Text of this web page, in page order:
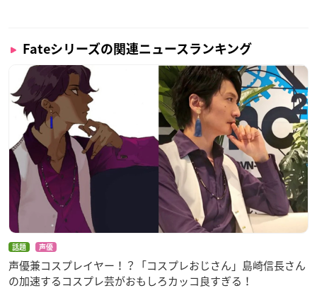
劇場版「Fate/Grand Order -神聖円卓領域キャメ
ロット-」前編 Wandering; Agateram
【公開日】
2020年12月5日(土)
【ストーリー】
遍歴の騎士、ベディヴィエールが辿り
着いた旅の果て―。
そこは西暦1273年のエルサレム。
かつての祈りの地は砂の大地と化し、
民は住処を追われ三つの勢力が対峙す
る不毛の地。
聖都、そして獅子王の命（めい）を守るべく集結した「円卓の
Fateシリーズの関連ニュースランキング
話題 声優
声優兼コスプレイヤー！？「コスプレおじさん」島崎信長さん
の加速するコスプレ芸がおもしろカッコ良すぎる！